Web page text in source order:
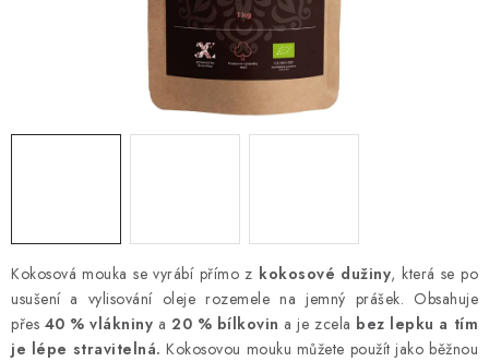
Kontakt Možnosti dopravy
Hodnocení obchodu
Obchodní podmínky
Zásady zpracování osobních údajů
Věrnostní slevy
Kokosová mouka se vyrábí přímo z kokosové dužiny, která se po
usušení a vylisování oleje rozemele na jemný prášek. Obsahuje
přes 40 % vlákniny a 20 % bílkovin a je zcela bez lepku a tím
je lépe stravitelná. Kokosovou mouku můžete použít jako běžnou